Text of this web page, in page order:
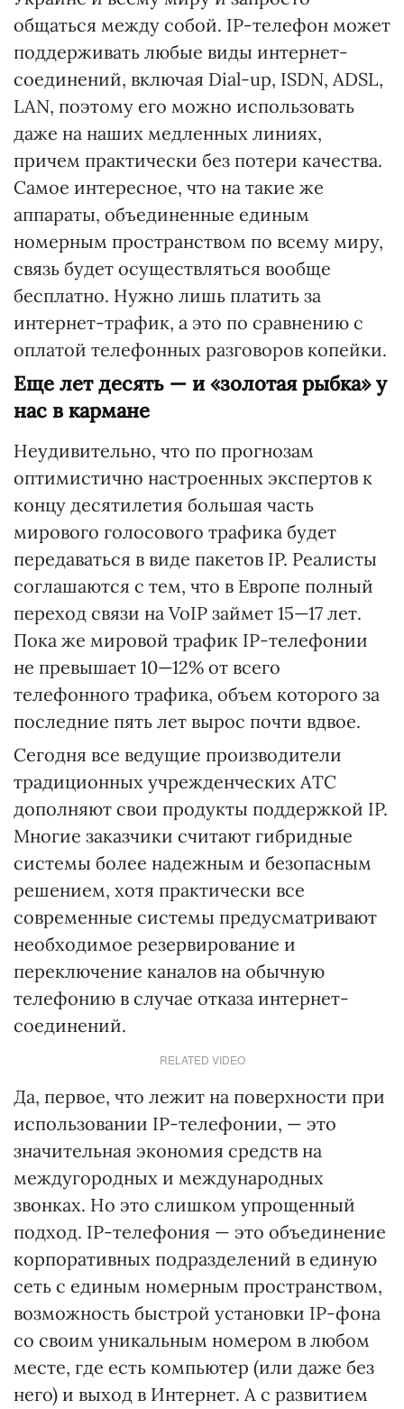
общаться между собой. IP-телефон может
поддерживать любые виды интернет-
соединений, включая Dial-up, ISDN, ADSL,
LAN, поэтому его можно использовать
даже на наших медленных линиях,
причем практически без потери качества.
Самое интересное, что на такие же
аппараты, объединенные единым
номерным пространством по всему миру,
связь будет осуществляться вообще
бесплатно. Нужно лишь платить за
интернет-трафик, а это по сравнению с
оплатой телефонных разговоров копейки.
Еще лет десять — и «золотая рыбка» у
нас в кармане
Неудивительно, что по прогнозам
оптимистично настроенных экспертов к
концу десятилетия большая часть
мирового голосового трафика будет
передаваться в виде пакетов IP. Реалисты
соглашаются с тем, что в Европе полный
переход связи на VoIP займет 15—17 лет.
Пока же мировой трафик IP-телефонии
не превышает 10—12% от всего
телефонного трафика, объем которого за
последние пять лет вырос почти вдвое.
Сегодня все ведущие производители
традиционных учрежденческих АТС
дополняют свои продукты поддержкой IP.
Многие заказчики считают гибридные
системы более надежным и безопасным
решением, хотя практически все
современные системы предусматривают
необходимое резервирование и
переключение каналов на обычную
телефонию в случае отказа интернет-
соединений.
RELATED VIDEO
Да, первое, что лежит на поверхности при
использовании IP-телефонии, — это
значительная экономия средств на
междугородных и международных
звонках. Но это слишком упрощенный
подход. IP-телефония — это объединение
корпоративных подразделений в единую
сеть с единым номерным пространством,
возможность быстрой установки IP-фона
со своим уникальным номером в любом
месте, где есть компьютер (или даже без
него) и выход в Интернет. А с развитием